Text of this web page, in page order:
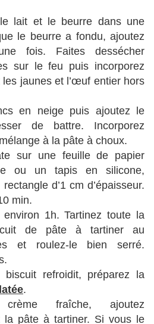
lait et le beurre dans une
le beurre a fondu, ajoutez
fois. Faites dessécher
sur le feu puis incorporez
les jaunes et l’œuf entier hors
en neige puis ajoutez le
de battre. Incorporez
à la pâte à choux.
sur une feuille de papier
ou un tapis en silicone,
d’1 cm d’épaisseur.
min.
environ 1h. Tartinez toute la
de pâte à tartiner au
et roulez-le bien serré.
refroidit, préparez la
.
fraîche, ajoutez
la pâte à tartiner. Si vous le